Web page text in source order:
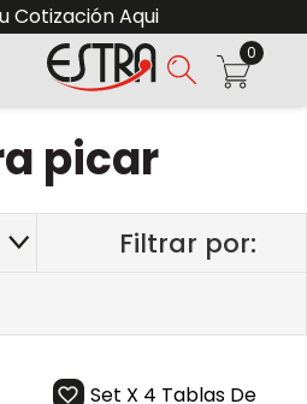
Cotización Aqui
0
picar